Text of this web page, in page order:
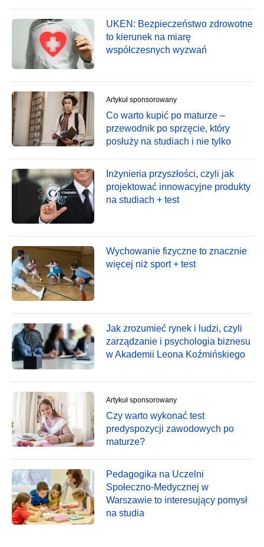
UKEN: Bezpieczeństwo zdrowotne
to kierunek na miarę
współczesnych wyzwań
Artykuł sponsorowany
Co warto kupić po maturze –
przewodnik po sprzęcie, który
posłuży na studiach i nie tylko
Inżynieria przyszłości, czyli jak
projektować innowacyjne produkty
na studiach + test
Wychowanie fizyczne to znacznie
więcej niż sport + test
Jak zrozumieć rynek i ludzi, czyli
zarządzanie i psychologia biznesu
w Akademii Leona Koźmińskiego
Artykuł sponsorowany
Czy warto wykonać test
predyspozycji zawodowych po
maturze?
Pedagogika na Uczelni
Społeczno-Medycznej w
Warszawie to interesujący pomysł
na studia